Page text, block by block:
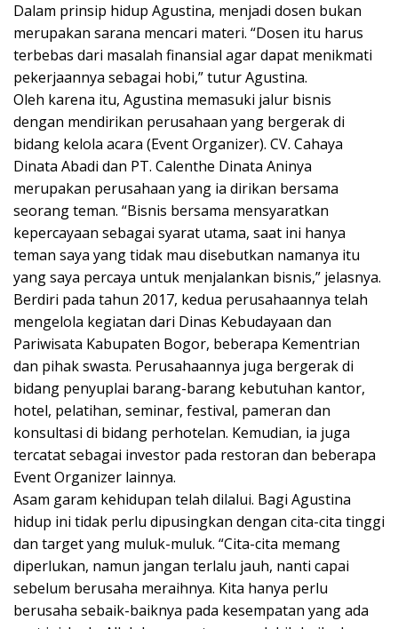
Dalam prinsip hidup Agustina, menjadi dosen bukan
merupakan sarana mencari materi. “Dosen itu harus
terbebas dari masalah finansial agar dapat menikmati
pekerjaannya sebagai hobi,” tutur Agustina.
Oleh karena itu, Agustina memasuki jalur bisnis
dengan mendirikan perusahaan yang bergerak di
bidang kelola acara (Event Organizer). CV. Cahaya
Dinata Abadi dan PT. Calenthe Dinata Aninya
merupakan perusahaan yang ia dirikan bersama
seorang teman. “Bisnis bersama mensyaratkan
kepercayaan sebagai syarat utama, saat ini hanya
teman saya yang tidak mau disebutkan namanya itu
yang saya percaya untuk menjalankan bisnis,” jelasnya.
Berdiri pada tahun 2017, kedua perusahaannya telah
mengelola kegiatan dari Dinas Kebudayaan dan
Pariwisata Kabupaten Bogor, beberapa Kementrian
dan pihak swasta. Perusahaannya juga bergerak di
bidang penyuplai barang-barang kebutuhan kantor,
hotel, pelatihan, seminar, festival, pameran dan
konsultasi di bidang perhotelan. Kemudian, ia juga
tercatat sebagai investor pada restoran dan beberapa
Event Organizer lainnya.
Asam garam kehidupan telah dilalui. Bagi Agustina
hidup ini tidak perlu dipusingkan dengan cita-cita tinggi
dan target yang muluk-muluk. “Cita-cita memang
diperlukan, namun jangan terlalu jauh, nanti capai
sebelum berusaha meraihnya. Kita hanya perlu
berusaha sebaik-baiknya pada kesempatan yang ada